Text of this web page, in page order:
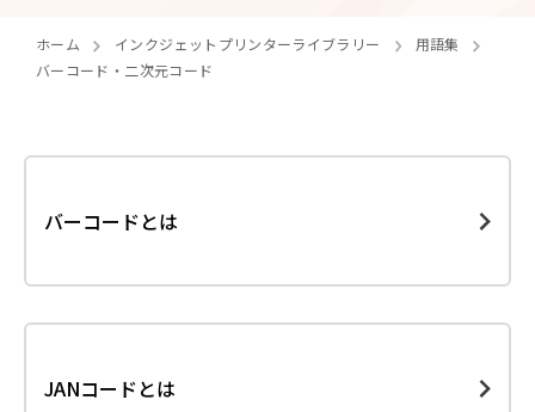
ホーム インクジェットプリンターライブラリー
用語集
バーコード・二次元コード
バーコードとは
JANコードとは